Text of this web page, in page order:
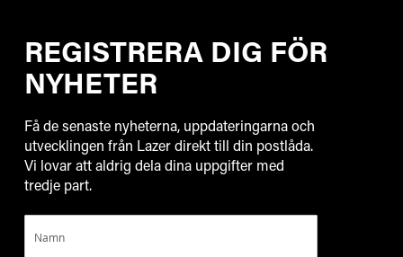
REGISTRERA DIG FÖR
NYHETER
Få de senaste nyheterna, uppdateringarna och
utvecklingen från Lazer direkt till din postlåda.
Vi lovar att aldrig dela dina uppgifter med
tredje part.